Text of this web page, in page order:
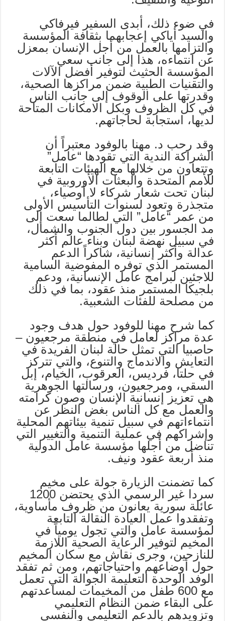
في ضوء ذلك، أبدى السفير فيرفاكي
والسيد أياكي إعجابهما بثقافة المؤسسة
والتزامها بالعمل من أجل الإنسان بمعزل
عن انتماءه، هذا إلى جانب سعي
المؤسسة الحثيث لتوفير أفضل الآلات
والتقنيات الطبية ضمن مراكزها الصحية،
وقدرتها على الوقوف إلى جانب الناس
في كل الظروف وبكل الامكانات المتاحة
لديها، استجابة لحاجاتهم.
وقد رحب د. مهنا بالوفود معتبراً أن
الشراكة الندية التي تقودها “عامل”
وتتعاون من خلالها مع الهيئات التابعة
للأمم المتحدة والبعثات الأوروبية في
لبنان تحت شعار شركاء لا أوصياء،
متجذرة وتعود لسنوات التأسيس الأولى
من عمر “عامل” التي لطالما سعت إلى
مد الجسور بين دول الجنوب والشمال،
في سبيل نهضة لبنان وبناء عالم أكثر
عدالة وأكثر إنسانية، شاكراً الدعم
المستمر الذي توفره المفوضية السامية
للاجئين لبرامج عامل الإنسانية، ودعم
بلجيكا المستمر منذ عقود، بما في ذلك
من مصلحة للفئات الشعبية.
كما شرح مهنا للوفود حول هدف وجود
عدة مراكز لعامل في منطقة مرجعيون –
حاصبيا التي تمثل حالة لبنان الفريدة في
التعايش والاندماج والتنوع، والتي تتركز
في حلتا، فرديس، العرقوب، الخيام، إبل
السقي، ومرجعيون، ورسالتها الجوهرية
هي تعزيز إنسانية الإنسان وصون كرامته
والعمل مع كل الناس بغض النظر عن
انتماءاتهم في سبيل تنمية بيئاتهم المحلية
وإشراكهم في عملية التنمية والتغيير التي
تناضل من أجلها مؤسسة عامل الدولية
منذ أربعة عقود ونيف.
كما تضمنت الزيارة جولة على مخيم
سردا غير الرسمي الذي يحتضن 1200
عائلة سورية يعانون من ظروف مأساوية،
وتفقدوا عمل العيادة النقالة التابعة
لمؤسسة عامل والتي تجول يومياً في
المخيم لتوفير الرعاية الصحية اللازمة
للنازحين، وجرى نقاش مع سكان المخيم
حول أوضاعهم واحتياجاتهم، ومن ثم تفقد
الوفد الوحدة التعليمة الجوالة التي تعمل
مع 600 طفل من المخيمات لمساعدتهم
على البقاء ضمن النظام التعليمي
وتزويدهم بالدعم التعليمي والنفسي